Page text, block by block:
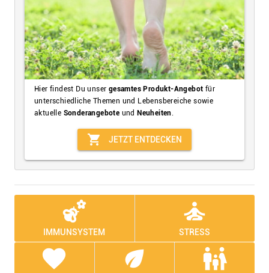
Hier findest Du unser gesamtes Produkt-Angebot für
unterschiedliche Themen und Lebensbereiche sowie
aktuelle Sonderangebote undNeuheiten
shopping_cart JETZT ENTDECKEN
emoji_nature
IMMUNSYSTEM
self_improvement
STRESS
favorite eco family_restroom